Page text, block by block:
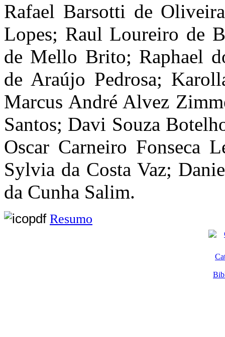
Rafael Barsotti de
Lopes; Raul Loureiro de
de Mello Brito; Raphael
de Araújo Pedrosa;
Marcus André Alvez
Santos; Davi Souza
Oscar Carneiro Fonseca
Sylvia da Costa Vaz;
da Cunha Salim.
Resumo